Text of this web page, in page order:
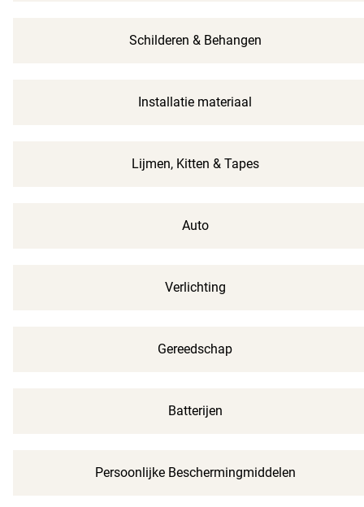
Schilderen & Behangen
Installatie materiaal
Lijmen, Kitten & Tapes
Auto
Verlichting
Gereedschap
Batterijen
Persoonlijke Beschermingmiddelen